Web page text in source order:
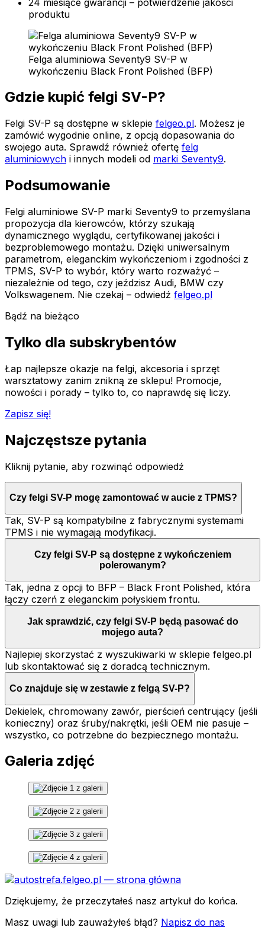
produktu
Felga aluminiowa Seventy9 SV-P w
wykończeniu Black Front Polished (BFP)
Gdzie kupić felgi SV-P?
Felgi SV-P są dostępne w sklepie felgeo.pl. Możesz je
zamówić wygodnie online, z opcją dopasowania do
swojego auta. Sprawdź również ofertę felg
aluminiowych i innych modeli od marki Seventy9.
Podsumowanie
Felgi aluminiowe SV-P marki Seventy9 to przemyślana
propozycja dla kierowców, którzy szukają
dynamicznego wyglądu, certyfikowanej jakości i
bezproblemowego montażu. Dzięki uniwersalnym
parametrom, eleganckim wykończeniom i zgodności z
TPMS, SV-P to wybór, który warto rozważyć –
niezależnie od tego, czy jeździsz Audi, BMW czy
Volkswagenem. Nie czekaj – odwiedź felgeo.pl
Bądź na bieżąco
Tylko dla subskrybentów
Łap najlepsze okazje na felgi, akcesoria i sprzęt
warsztatowy zanim znikną ze sklepu! Promocje,
nowości i porady – tylko to, co naprawdę się liczy.
Zapisz się!
Najczęstsze pytania
Kliknij pytanie, aby rozwinąć odpowiedź
Czy felgi SV-P mogę zamontować w aucie z TPMS?
Tak, SV-P są kompatybilne z fabrycznymi systemami
TPMS i nie wymagają modyfikacji.
Czy felgi SV-P są dostępne z wykończeniem
polerowanym?
Tak, jedna z opcji to BFP – Black Front Polished, która
łączy czerń z eleganckim połyskiem frontu.
Jak sprawdzić, czy felgi SV-P będą pasować do
mojego auta?
Najlepiej skorzystać z wyszukiwarki w sklepie felgeo.pl
lub skontaktować się z doradcą technicznym.
Co znajduje się w zestawie z felgą SV-P?
Dekielek, chromowany zawór, pierścień centrujący (jeśli
konieczny) oraz śruby/nakrętki, jeśli OEM nie pasuje –
wszystko, co potrzebne do bezpiecznego montażu.
Galeria zdjęć
Dziękujemy, że przeczytałeś nasz artykuł do końca.
Masz uwagi lub zauważyłeś błąd? Napisz do nas